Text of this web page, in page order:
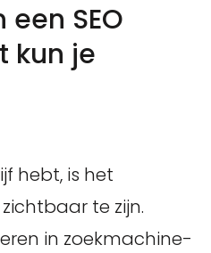
SEO
kun je
hebt, is het
te zijn.
in zoekmachine-